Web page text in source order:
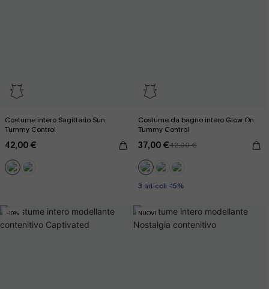
Costume intero Sagittario Sun
Tummy Control
42,00 €
Costume da bagno intero Glow On
Tummy Control
37,00 €42,00 €
3 articoli -15%
-10% NUOVI